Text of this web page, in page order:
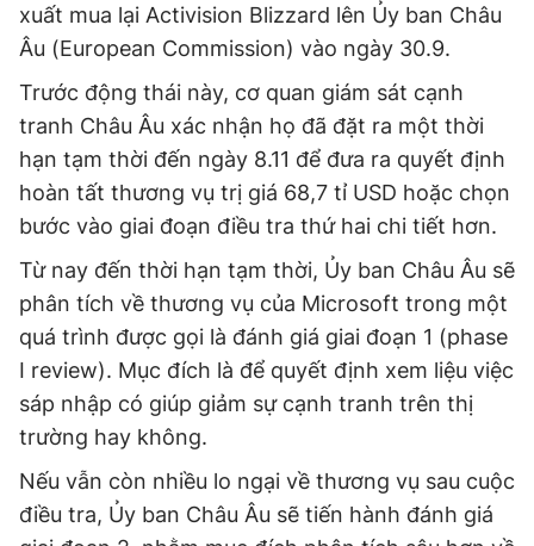
Tiện ích Bạn cần biết
Thông tin tòa soạn Liên hệ quảng cáo
Đọc Thanh Niên trên điện thoại
Theo dõi báo trên
Hotline
0906 645 777
Liên hệ quảng cáo
0908 780 404
xuất mua lại Activision Blizzard lên Ủy ban Châu
Âu (European Commission) vào ngày 30.9.
Trước động thái này, cơ quan giám sát cạnh
tranh Châu Âu xác nhận họ đã đặt ra một thời
hạn tạm thời đến ngày 8.11 để đưa ra quyết định
hoàn tất thương vụ trị giá 68,7 tỉ USD hoặc chọn
bước vào giai đoạn điều tra thứ hai chi tiết hơn.
Từ nay đến thời hạn tạm thời, Ủy ban Châu Âu sẽ
phân tích về thương vụ của Microsoft trong một
quá trình được gọi là đánh giá giai đoạn 1 (phase
I review). Mục đích là để quyết định xem liệu việc
sáp nhập có giúp giảm sự cạnh tranh trên thị
trường hay không.
Nếu vẫn còn nhiều lo ngại về thương vụ sau cuộc
điều tra, Ủy ban Châu Âu sẽ tiến hành đánh giá